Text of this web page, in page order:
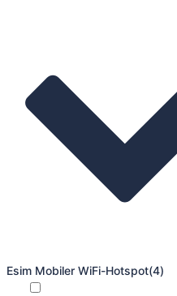
Esim Mobiler WiFi-Hotspot(4)